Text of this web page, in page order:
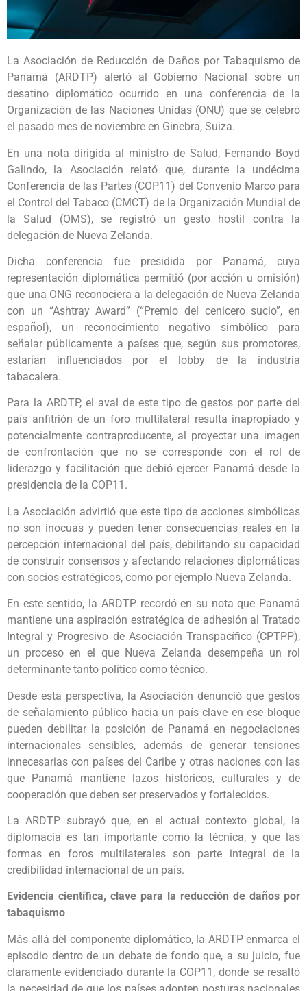
La Asociación de Reducción de Daños por Tabaquismo de
Panamá (ARDTP) alertó al Gobierno Nacional sobre un
desatino diplomático ocurrido en una conferencia de la
Organización de las Naciones Unidas (ONU) que se celebró
el pasado mes de noviembre en Ginebra, Suiza.
En una nota dirigida al ministro de Salud, Fernando Boyd
Galindo, la Asociación relató que, durante la undécima
Conferencia de las Partes (COP11) del Convenio Marco para
el Control del Tabaco (CMCT) de la Organización Mundial de
la Salud (OMS), se registró un gesto hostil contra la
delegación de Nueva Zelanda.
Dicha conferencia fue presidida por Panamá, cuya
representación diplomática permitió (por acción u omisión)
que una ONG reconociera a la delegación de Nueva Zelanda
con un “Ashtray Award” (“Premio del cenicero sucio”, en
español), un reconocimiento negativo simbólico para
señalar públicamente a países que, según sus promotores,
estarían influenciados por el lobby de la industria
tabacalera.
Para la ARDTP, el aval de este tipo de gestos por parte del
país anfitrión de un foro multilateral resulta inapropiado y
potencialmente contraproducente, al proyectar una imagen
de confrontación que no se corresponde con el rol de
liderazgo y facilitación que debió ejercer Panamá desde la
presidencia de la COP11.
La Asociación advirtió que este tipo de acciones simbólicas
no son inocuas y pueden tener consecuencias reales en la
percepción internacional del país, debilitando su capacidad
de construir consensos y afectando relaciones diplomáticas
con socios estratégicos, como por ejemplo Nueva Zelanda.
En este sentido, la ARDTP recordó en su nota que Panamá
mantiene una aspiración estratégica de adhesión al Tratado
Integral y Progresivo de Asociación Transpacífico (CPTPP),
un proceso en el que Nueva Zelanda desempeña un rol
determinante tanto político como técnico.
Desde esta perspectiva, la Asociación denunció que gestos
de señalamiento público hacia un país clave en ese bloque
pueden debilitar la posición de Panamá en negociaciones
internacionales sensibles, además de generar tensiones
innecesarias con países del Caribe y otras naciones con las
que Panamá mantiene lazos históricos, culturales y de
cooperación que deben ser preservados y fortalecidos.
La ARDTP subrayó que, en el actual contexto global, la
diplomacia es tan importante como la técnica, y que las
formas en foros multilaterales son parte integral de la
credibilidad internacional de un país.
Evidencia científica, clave para la reducción de daños por
tabaquismo
Más allá del componente diplomático, la ARDTP enmarca el
episodio dentro de un debate de fondo que, a su juicio, fue
claramente evidenciado durante la COP11, donde se resaltó
la necesidad de que los países adopten posturas nacionales